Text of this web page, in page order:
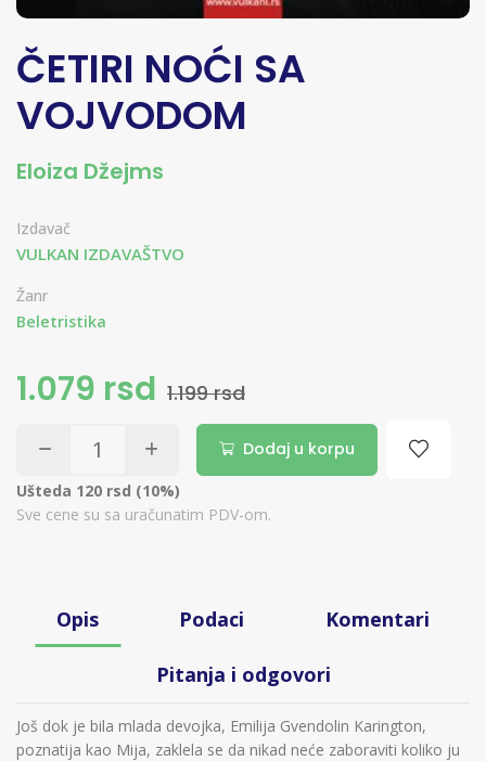
ČETIRI NOĆI SA
VOJVODOM
Eloiza Džejms
Izdavač
VULKAN IZDAVAŠTVO
Žanr
Beletristika
1.079 rsd 1.199 rsd
Dodaj u korpu
Ušteda 120 rsd (10%)
Sve cene su sa uračunatim PDV-om.
Opis Podaci Komentari
Pitanja i odgovori
Još dok je bila mlada devojka, Emilija Gvendolin Karington,
poznatija kao Mija, zaklela se da nikad neće zaboraviti koliko ju